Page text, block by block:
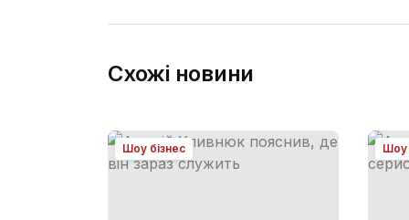
Схожі новини
Шоу бізнес Шоу